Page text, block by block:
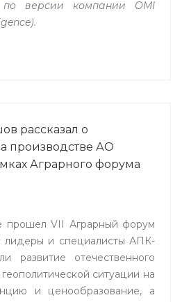
по версии компании OMI
рассказал о
производстве АО
Аграрного форума
прошел VII Аграрный форум
лидеры и специалисты АПК-
развитие отечественного
ситуации на
и ценообразование, а